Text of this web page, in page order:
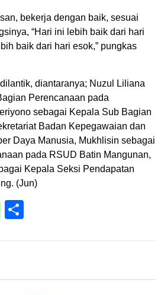
bekerja dengan baik, sesuai
“Hari ini lebih baik dari hari
baik dari hari esok,” pungkas
diantaranya; Nuzul Liliana
Perencanaan pada
sebagai Kepala Sub Bagian
Badan Kepegawaian dan
Daya Manusia, Mukhlisin sebagai
pada RSUD Batin Mangunan,
Kepala Seksi Pendapatan
(Jun)
WhatsApp